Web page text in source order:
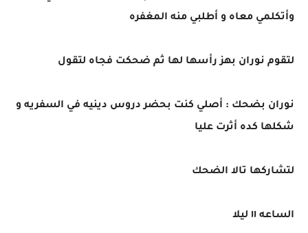
وأتكلمي معاه و أطلبي منه المغفره
لتقوم نوران بهز رأسها لها ثم ضحكت فجاه لتقول
نوران بضحك : أصلي كنت بحضر دروس دينيه في السفريه و
شكلها كده أثرت عليا
لتشاركها تالا الضحك
الساعه ١١ ليلا